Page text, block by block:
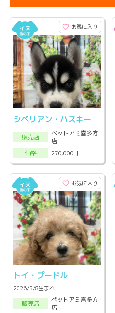
お気に入り
シベリアン・ハスキー
販売店
ペットアミ喜多方
店
価格
270,000円
お気に入り
トイ・プードル
2026/5/8生まれ
販売店
ペットアミ喜多方
店